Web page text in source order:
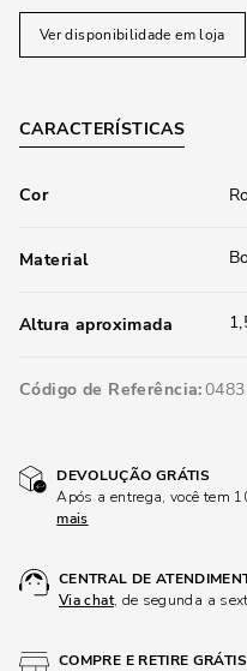
Ver disponibilidade em loja
CARACTERÍSTICAS
Cor
Material
Altura aproximada
Código de Referência
DEVOLUÇÃO GRÁTIS
Após a entrega, você tem
mais
CENTRAL DE
Via chat, de segunda a
COMPRE E RETIRE GRÁTIS